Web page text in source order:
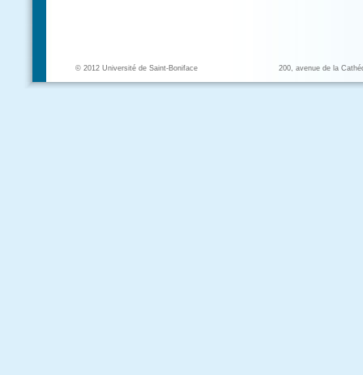
© 2012 Université de Saint-Boniface 200, avenue de la